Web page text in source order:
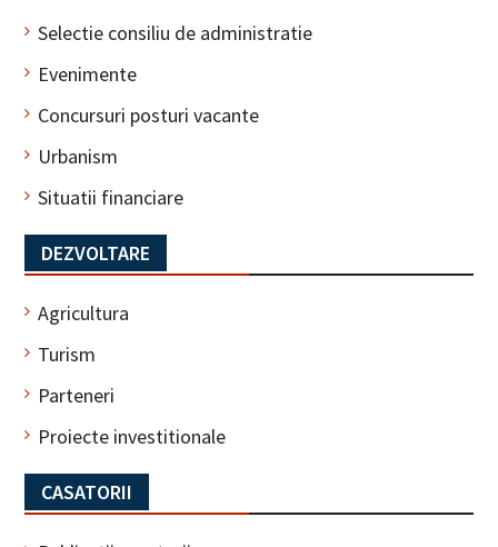
Selectie consiliu de administratie
Evenimente
Concursuri posturi vacante
Urbanism
Situatii financiare
DEZVOLTARE
Agricultura
Turism
Parteneri
Proiecte investitionale
CASATORII